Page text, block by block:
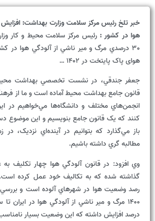
خبر تلخ رئيس مرکز سلامت وزارت بهداشت:
هوا در کشور : رئيس مرکز سلامت محيط و کار
هوای پاک پایتخت در 1402 …
جعفر جندقي، در نشست تخصصي بهداشت
قانون جامع بهداشت محيط آماده است و ما از
انجمن‌هاي مختلف و دانشگاه‌ها مي‌خواهيم در
کنند که يک قانون جامع بنويسيم و اين موضوع
باز مي‌گذارد که بتوانيم در آينده‌اي نزديک،
مطالبه گري داشته باشيم.
وي افزود: در قانون آلودگي هوا چهار تکليف
گذاشته شده که به تکاليف خود عمل کرده
رصد وضعيت هوا در شهرهاي آلوده است و
درصد افزايش داشته که اين وضعيت بسيار